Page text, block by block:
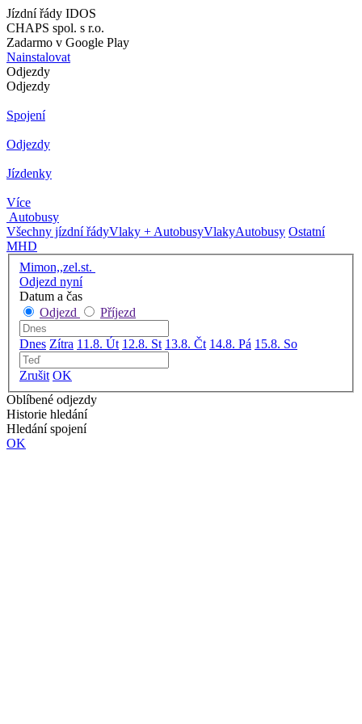
Jízdní řády IDOS
CHAPS spol. s r.o.
Zadarmo v Google Play
Nainstalovat
Odjezdy
Odjezdy
Spojení
Odjezdy
Jízdenky
Více
Autobusy
Všechny jízdní řádyVlaky + AutobusyVlakyAutobusy Ostatní
MHD
Mimon,,zel.st.
Odjezd nyní
Datum a čas
Odjezd
Příjezd
Dnes Zítra 11.8. Út 12.8. St 13.8. Čt 14.8. Pá 15.8. So
Zrušit OK
Oblíbené odjezdy
Historie hledání
Hledání spojení
OK